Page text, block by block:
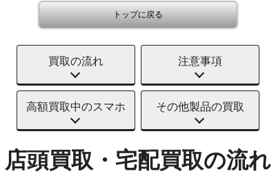
トップに戻る
買取の流れ 注意事項
高額買取中のスマホ その他製品の買取
店頭買取・宅配買取の流れ